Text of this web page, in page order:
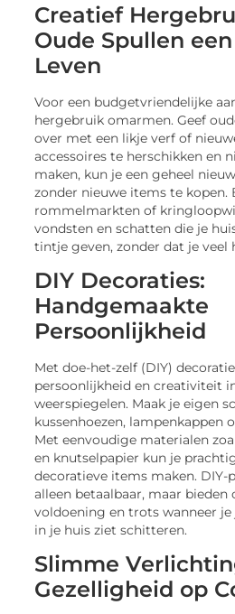
Creatief
Oude Spullen
Leven
Voor een budgetvriendelijke
hergebruik omarmen. Geef
over met een likje verf of
accessoires te herschikken en
maken, kun je een geheel
zonder nieuwe items te kopen.
rommelmarkten of
vondsten en schatten die je
tintje geven, zonder dat je veel
DIY Decoraties:
Handgemaakte
Persoonlijkheid
Met doe-het-zelf (DIY)
persoonlijkheid en creativiteit
weerspiegelen. Maak je eigen
kussenhoezen, lampenkappen
Met eenvoudige materialen
en knutselpapier kun je
decoratieve items maken. DIY-
alleen betaalbaar, maar bieden
voldoening en trots wanneer
in je huis ziet schitteren.
Slimme
Gezelligheid op